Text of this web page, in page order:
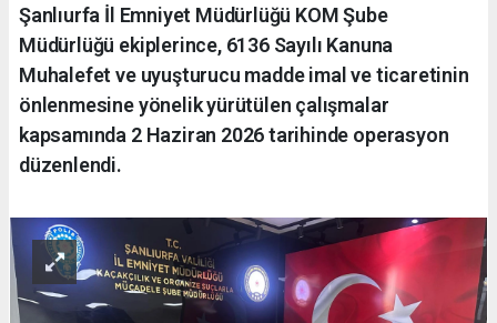
Şanlıurfa İl Emniyet Müdürlüğü KOM Şube
Müdürlüğü ekiplerince, 6136 Sayılı Kanuna
Muhalefet ve uyuşturucu madde imal ve ticaretinin
önlenmesine yönelik yürütülen çalışmalar
kapsamında 2 Haziran 2026 tarihinde operasyon
düzenlendi.